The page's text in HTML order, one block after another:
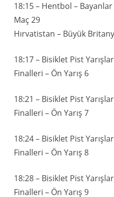
18:15 – Hentbol –
Maç 29
Hırvatistan – Büyük
18:17 – Bisiklet Pist
Finalleri – Ön Yarış 6
18:21 – Bisiklet Pist
Finalleri – Ön Yarış 7
18:24 – Bisiklet Pist
Finalleri – Ön Yarış 8
18:28 – Bisiklet Pist
Finalleri – Ön Yarış 9